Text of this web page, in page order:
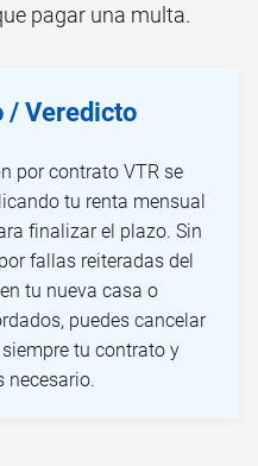
pagar una multa.
/ Veredicto
por contrato VTR se
tu renta mensual
finalizar el plazo. Sin
fallas reiteradas del
tu nueva casa o
puedes cancelar
siempre tu contrato y
necesario.